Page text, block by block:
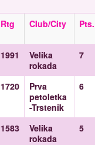
Rtg Club/City Pts.
1991
Velika
rokada
7
1720
Prva
petoletka
-Trstenik
6
1583
Velika
rokada
5